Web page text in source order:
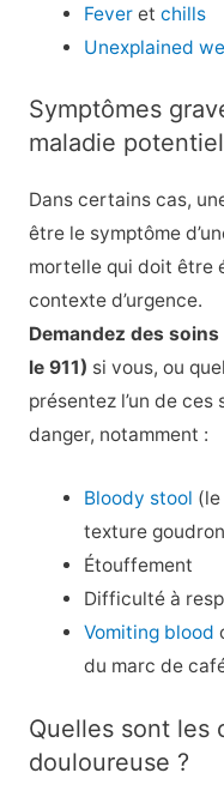
Fever etchills
Unexplained
Symptômes
maladie
Dans certains cas,
être le symptôme
mortelle qui doit être
contexte d’urgence.
Demandez des
le 911) si vous, ou
présentez l’un de
danger, notamment :
Bloody stool
texture
Étouffement
Difficulté à
Vomiting blood
du marc de
Quelles sont les
douloureuse ?